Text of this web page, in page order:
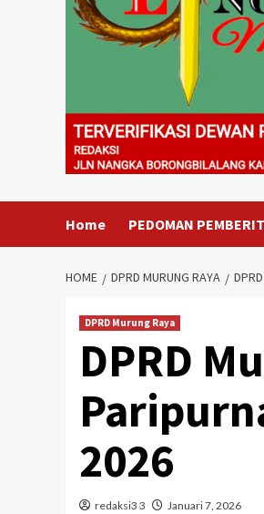
Home PEDOMAN
HOME DPRD MURUNG RAYA
DPRD Murung Raya
DPRD
2026
redaksi3 3 Januari 7, 2026